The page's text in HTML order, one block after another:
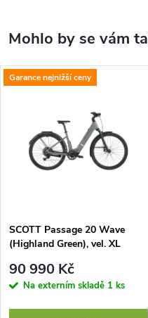
Garance nejnižší ceny
SCOTT Passage 20 Wave
(Highland Green), vel. XL
90 990 Kč
Na externím skladě 1 ks